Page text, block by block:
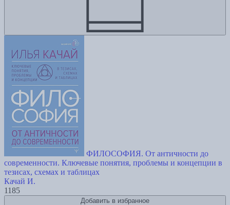
ФИЛОСОФИЯ. От античности до
современности. Ключевые понятия, проблемы и концепции в
тезисах, схемах и таблицах
Качай И.
1185
Добавить в избранное